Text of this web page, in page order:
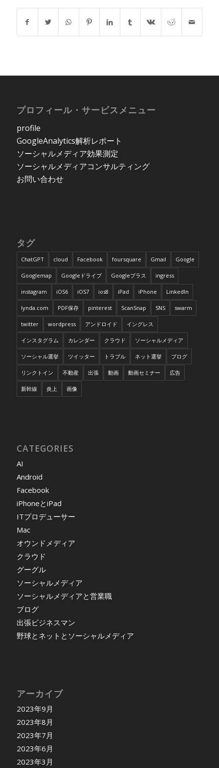
プロフィール・サービスメニュー
profile
GoogleAnalytics解析レポート
ソーシャルメディア効果測定
ソーシャルメディアコンサルティング
お問い合わせ
タグ
ChatGPT cloud Facebook foursquare Gmail Google
Googlemap Googleドライブ Googleプラス ingress
instagram iOS6 iOS7 ios8 iPad iPhone LinkedIn
lynda.com PDF保存 pinterest ScanSnap SNS swarm
twitter wordpress アンドロイド イングレス
インスタグラム カレンダー クラウド ソーシャルメディア
ソーシャル選挙 ツイッター トラブル ネット選挙 ブログ
リンクトイン 不動産 出張 動画 動画セミナー 広告
新幹線 炎上 画像
CATEGORIES
AI
Android
Facebook
iPhoneとiPad
ITプロデューサー
Mac
オウンドメディア
クラウド
グーグル
ソーシャルメディア
ソーシャルメディアと営業職
ブログ
出張ビジネスマン
野球とネットとソーシャルメディア
アーカイブ
2023年9月
2023年8月
2023年7月
2023年6月
2023年3月